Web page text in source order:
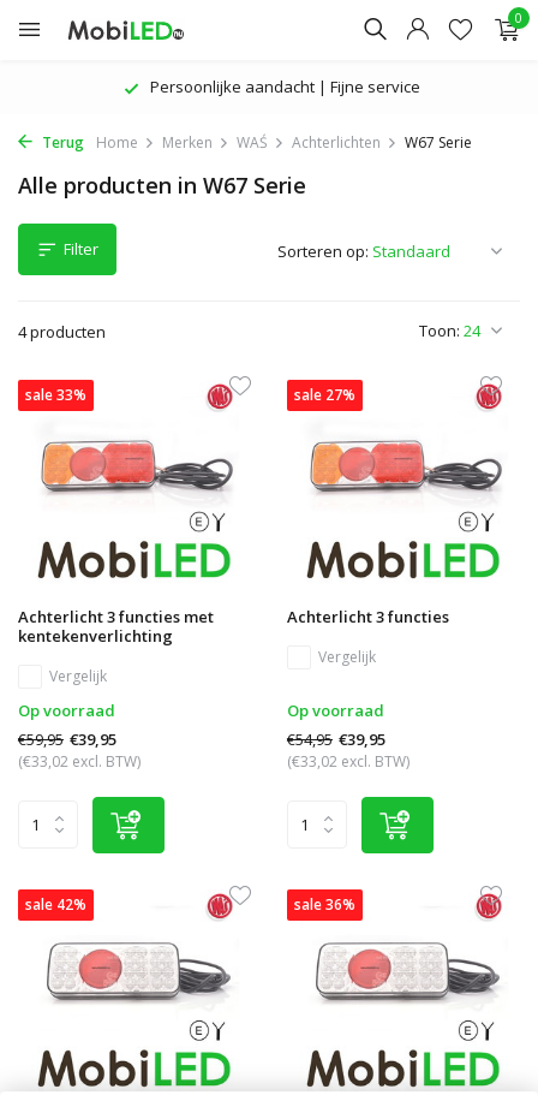
0
Persoonlijke aandacht | Fijne service
Terug Home Merken WAŚ Achterlichten W67 Serie
Alle producten in W67 Serie
Filter
4 producten Toon:
Sorteren op:
sale 33%
Achterlicht 3 functies met
kentekenverlichting
Vergelijk
Op voorraad
€59,95 €39,95
(€33,02 excl. BTW)
sale 27%
Achterlicht 3 functies
Vergelijk
Op voorraad
€54,95 €39,95
(€33,02 excl. BTW)
sale 42% sale 36%